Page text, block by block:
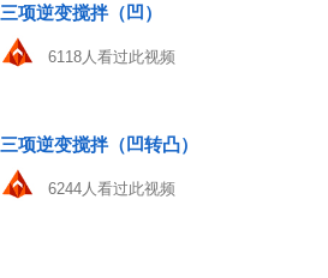
三项逆变搅拌（凹）
6118人看过此视频
三项逆变搅拌（凹转凸）
6244人看过此视频